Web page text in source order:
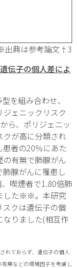
出典は参考論文†3
伝子の個人差によ
を組み合わせ、
ェニックリスク
ら、ポリジェニッ
クが高に分類され
者の20％にあた
有無で肺腺がん
腺がんに罹患し
喫煙者で1.80倍肺
した※※。本研究
クは遺伝子の個
なりました(相互作
れておらず、遺伝子の個人
無などの環境因子を考慮し